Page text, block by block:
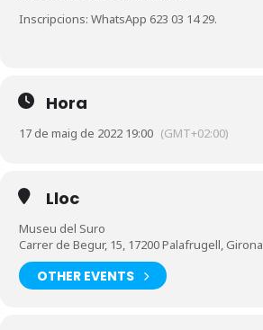
Inscripcions: WhatsApp 623 03 14 29.
Hora
17 de maig de 2022 19:00 (GMT+02:00)
Lloc
Museu del Suro
Carrer de Begur, 15, 17200 Palafrugell, Girona
OTHER EVENTS